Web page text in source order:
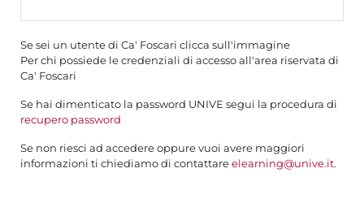
Se sei un utente di Ca' Foscari clicca sull'immagine
Per chi possiede le credenziali di accesso all'area riservata di
Ca' Foscari
Se hai dimenticato la password UNIVE segui la procedura di
recupero password
Se non riesci ad accedere oppure vuoi avere maggiori
informazioni ti chiediamo di contattareelearning@unive.it.